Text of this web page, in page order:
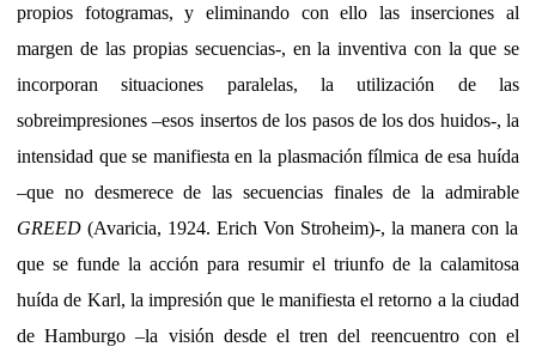
propios fotogramas, y eliminando con ello las inserciones al
margen de las propias secuencias-, en la inventiva con la que se
incorporan situaciones paralelas, la utilización de las
sobreimpresiones –esos insertos de los pasos de los dos huidos-, la
intensidad que se manifiesta en la plasmación fílmica de esa huída
–que no desmerece de las secuencias finales de la admirable
GREED (Avaricia, 1924. Erich Von Stroheim)-, la manera con la
que se funde la acción para resumir el triunfo de la calamitosa
huída de Karl, la impresión que le manifiesta el retorno a la ciudad
de Hamburgo –la visión desde el tren del reencuentro con el